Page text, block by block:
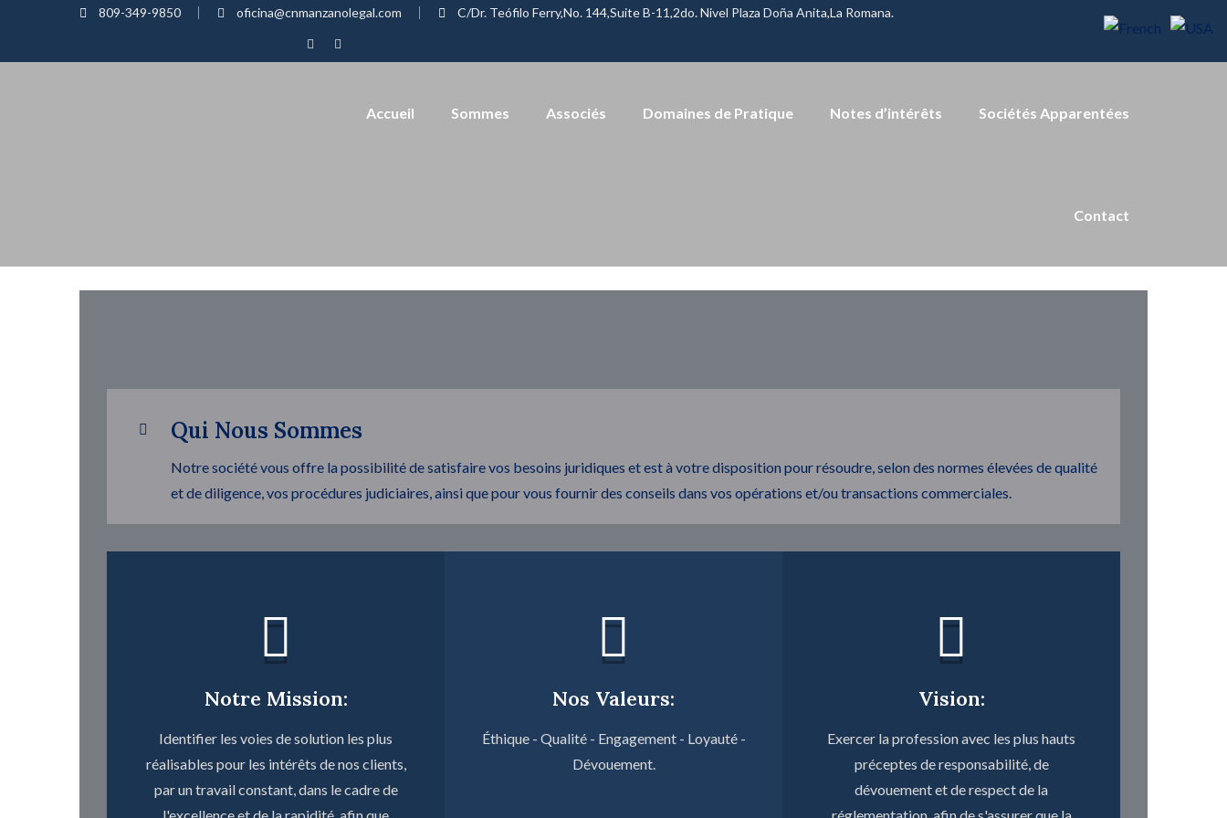
809-349-9850 oficina@cnmanzanolegal.com C/Dr. Teófilo Ferry,No. 144,Suite B-11,2do. Nivel Plaza Doña Anita,La Romana.
Accueil Sommes Associés Domaines de Pratique Notes d’intérêts Sociétés Apparentées
Contact
Qui Nous Sommes
Notre société vous offre la possibilité de satisfaire vos besoins juridiques et est à votre disposition pour résoudre, selon des normes élevées de qualité
et de diligence, vos procédures judiciaires, ainsi que pour vous fournir des conseils dans vos opérations et/ou transactions commerciales.
Notre Mission:
Identifier les voies de solution les plus
réalisables pour les intérêts de nos clients,
par un travail constant, dans le cadre de
Nos Valeurs:
Éthique - Qualité - Engagement - Loyauté -
Dévouement.
Vision:
Exercer la profession avec les plus hauts
préceptes de responsabilité, de
dévouement et de respect de la